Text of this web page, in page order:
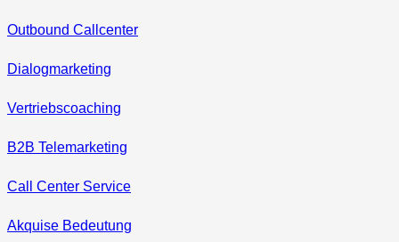
Outbound Callcenter
Dialogmarketing
Vertriebscoaching
B2B Telemarketing
Call Center Service
Akquise Bedeutung